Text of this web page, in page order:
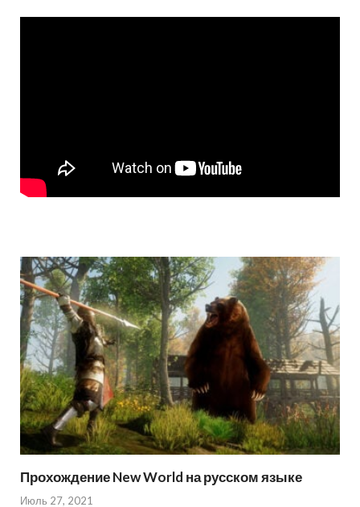
Прохождение New World на русском языке
Июль 27, 2021